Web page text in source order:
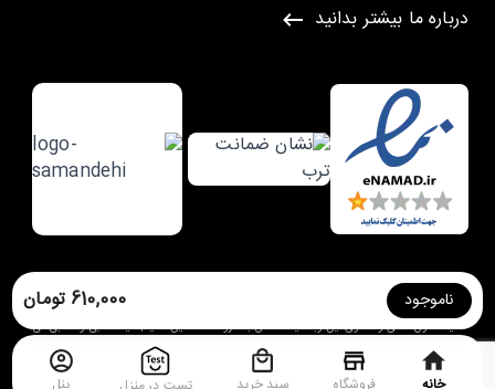
ناموجود 610,000 تومان
درباره ما بیشتر بدانید
کلیه حقوق مادی و معنوی این وبسایت متعلق بهفروشگاه آنلاین ستیا | عینک طبی و آفتابیمی
خانه فروشگاه سبد خرید پنل